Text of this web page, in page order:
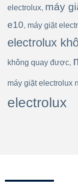
electrolux, máy
e10, máy giặt
electrolux
không quay được,
máy giặt electrolux
electrolux